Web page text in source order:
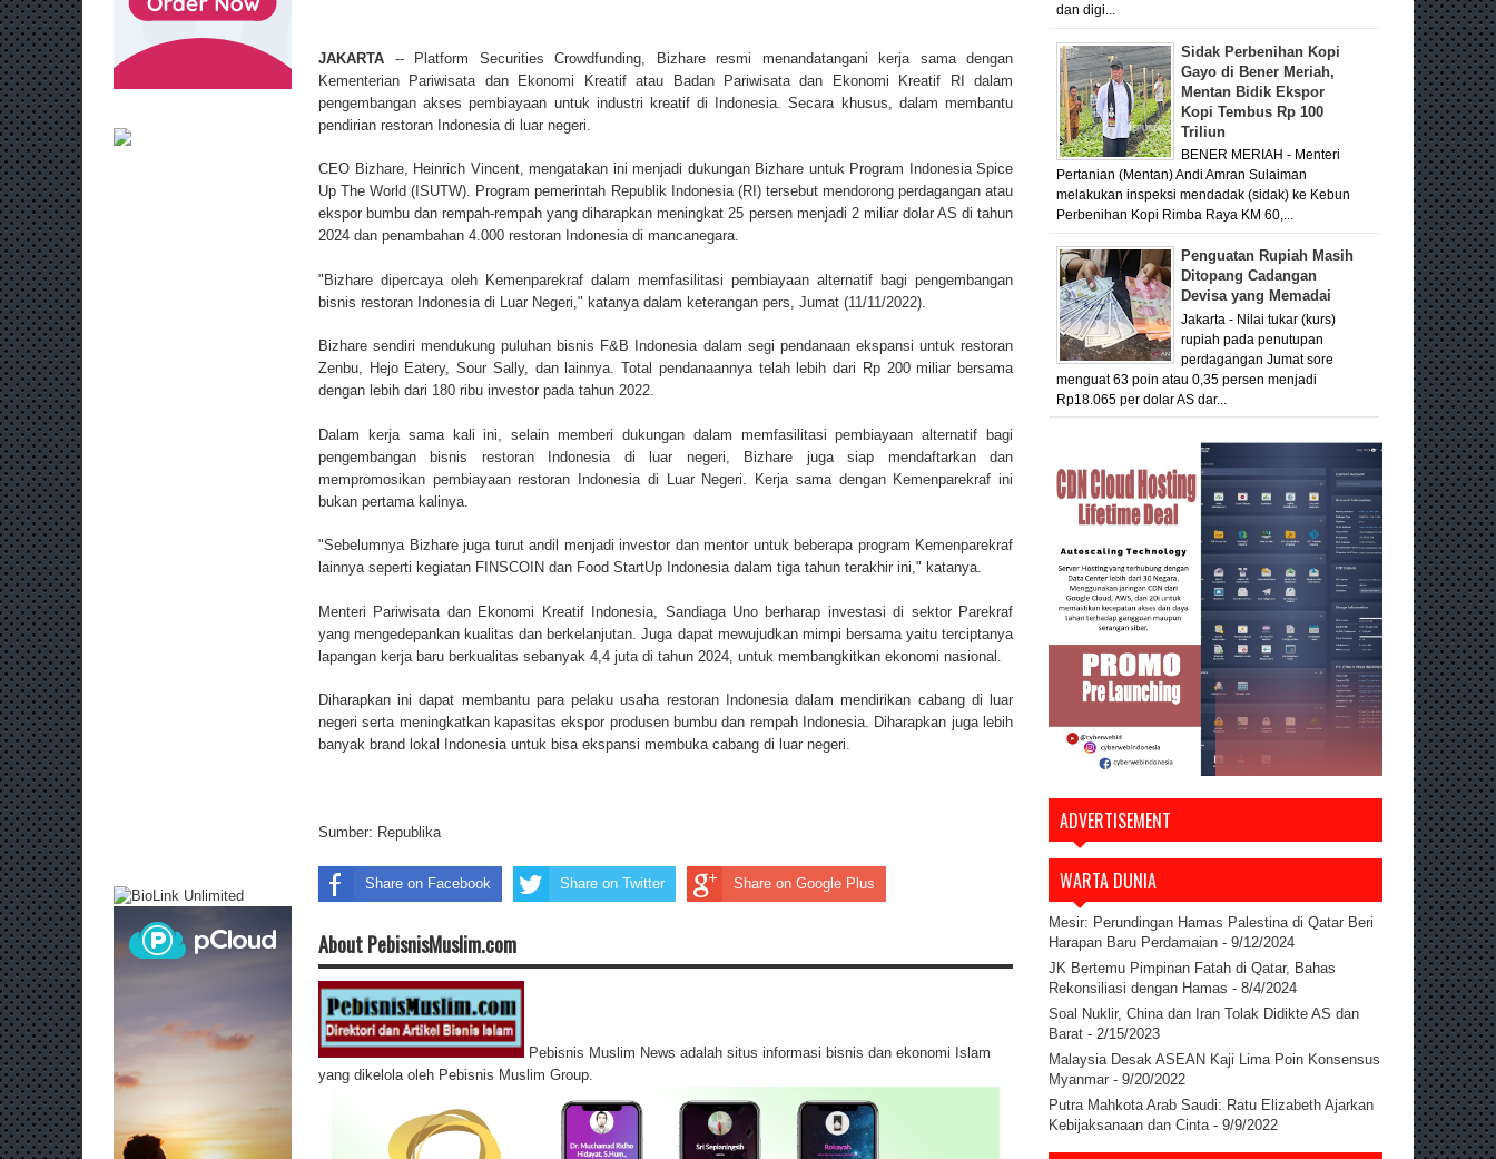
JAKARTA -- Platform Securities Crowdfunding, Bizhare resmi menandatangani kerja sama dengan
Kementerian Pariwisata dan Ekonomi Kreatif atau Badan Pariwisata dan Ekonomi Kreatif RI dalam
pengembangan akses pembiayaan untuk industri kreatif di Indonesia. Secara khusus, dalam membantu
pendirian restoran Indonesia di luar negeri.
CEO Bizhare, Heinrich Vincent, mengatakan ini menjadi dukungan Bizhare untuk Program Indonesia Spice
Up The World (ISUTW). Program pemerintah Republik Indonesia (RI) tersebut mendorong perdagangan atau
ekspor bumbu dan rempah-rempah yang diharapkan meningkat 25 persen menjadi 2 miliar dolar AS di tahun
2024 dan penambahan 4.000 restoran Indonesia di mancanegara.
"Bizhare dipercaya oleh Kemenparekraf dalam memfasilitasi pembiayaan alternatif bagi pengembangan
bisnis restoran Indonesia di Luar Negeri," katanya dalam keterangan pers, Jumat (11/11/2022).
Bizhare sendiri mendukung puluhan bisnis F&B Indonesia dalam segi pendanaan ekspansi untuk restoran
Zenbu, Hejo Eatery, Sour Sally, dan lainnya. Total pendanaannya telah lebih dari Rp 200 miliar bersama
dengan lebih dari 180 ribu investor pada tahun 2022.
Dalam kerja sama kali ini, selain memberi dukungan dalam memfasilitasi pembiayaan alternatif bagi
pengembangan bisnis restoran Indonesia di luar negeri, Bizhare juga siap mendaftarkan dan
mempromosikan pembiayaan restoran Indonesia di Luar Negeri. Kerja sama dengan Kemenparekraf ini
bukan pertama kalinya.
"Sebelumnya Bizhare juga turut andil menjadi investor dan mentor untuk beberapa program Kemenparekraf
lainnya seperti kegiatan FINSCOIN dan Food StartUp Indonesia dalam tiga tahun terakhir ini," katanya.
Menteri Pariwisata dan Ekonomi Kreatif Indonesia, Sandiaga Uno berharap investasi di sektor Parekraf
yang mengedepankan kualitas dan berkelanjutan. Juga dapat mewujudkan mimpi bersama yaitu terciptanya
lapangan kerja baru berkualitas sebanyak 4,4 juta di tahun 2024, untuk membangkitkan ekonomi nasional.
Diharapkan ini dapat membantu para pelaku usaha restoran Indonesia dalam mendirikan cabang di luar
negeri serta meningkatkan kapasitas ekspor produsen bumbu dan rempah Indonesia. Diharapkan juga lebih
banyak brand lokal Indonesia untuk bisa ekspansi membuka cabang di luar negeri.
Sumber: Republika
Share on Facebook Share on Twitter Share on Google Plus
About PebisnisMuslim.com
Pebisnis Muslim News adalah situs informasi bisnis dan ekonomi Islam
yang dikelola oleh Pebisnis Muslim Group.
dan digi...
Sidak Perbenihan Kopi
Gayo di Bener Meriah,
Mentan Bidik Ekspor
Kopi Tembus Rp 100
Triliun
BENER MERIAH - Menteri
Pertanian (Mentan) Andi Amran Sulaiman
melakukan inspeksi mendadak (sidak) ke Kebun
Perbenihan Kopi Rimba Raya KM 60,...
Penguatan Rupiah Masih
Ditopang Cadangan
Devisa yang Memadai
Jakarta - Nilai tukar (kurs)
rupiah pada penutupan
perdagangan Jumat sore
menguat 63 poin atau 0,35 persen menjadi
Rp18.065 per dolar AS dar...
ADVERTISEMENT
WARTA DUNIA
Mesir: Perundingan Hamas Palestina di Qatar Beri
Harapan Baru Perdamaian - 9/12/2024
JK Bertemu Pimpinan Fatah di Qatar, Bahas
Rekonsiliasi dengan Hamas - 8/4/2024
Soal Nuklir, China dan Iran Tolak Didikte AS dan
Barat - 2/15/2023
Malaysia Desak ASEAN Kaji Lima Poin Konsensus
Myanmar - 9/20/2022
Putra Mahkota Arab Saudi: Ratu Elizabeth Ajarkan
Kebijaksanaan dan Cinta - 9/9/2022